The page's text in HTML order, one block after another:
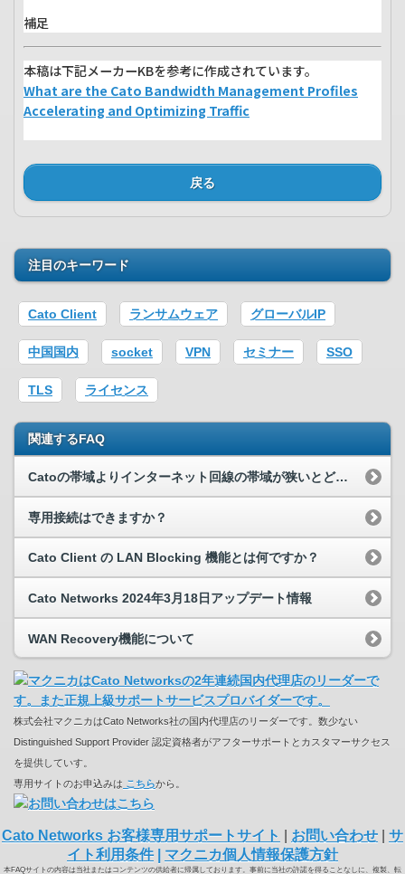
補足
本稿は下記メーカーKBを参考に作成されています。
What are the Cato Bandwidth Management Profiles
Accelerating and Optimizing Traffic
戻る
注目のキーワード
Cato Client ランサムウェア グローバルIP
中国国内 socket VPN セミナー SSO
TLS ライセンス
関連するFAQ
Catoの帯域よりインターネット回線の帯域が狭いとどうなりますか？
専用接続はできますか？
Cato Client の LAN Blocking 機能とは何ですか？
Cato Networks 2024年3月18日アップデート情報
WAN Recovery機能について
株式会社マクニカはCato Networks社の国内代理店のリーダーです。数少ない
Distinguished Support Provider 認定資格者がアフターサポートとカスタマーサクセス
を提供していす。
専用サイトのお申込みは こちらから。
Cato Networks お客様専用サポートサイト お問い合わせ
サ
イト利用条件| マクニカ個人情報保護方針
本FAQサイトの内容は当社またはコンテンツの供給者に帰属しております。事前に当社の許諾を得ることなしに、複製、転